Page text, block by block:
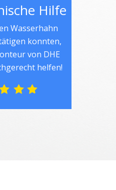
Hilfe
Wasserhahn
konnten,
von DHE
helfen!